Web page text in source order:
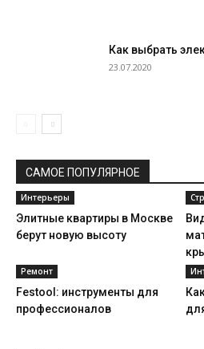
Как выбрать
23.07.2020
САМОЕ ПОПУЛЯРНОЕ
Интерьеры
Элитные квартиры в Москве
берут новую высоту
Ремонт
Festool: инструменты для
профессионалов